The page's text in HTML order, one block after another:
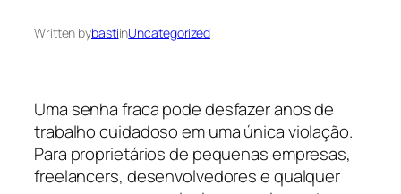
Written bybastiinUncategorized
Uma senha fraca pode desfazer anos de
trabalho cuidadoso em uma única violação.
Para proprietários de pequenas empresas,
freelancers, desenvolvedores e qualquer